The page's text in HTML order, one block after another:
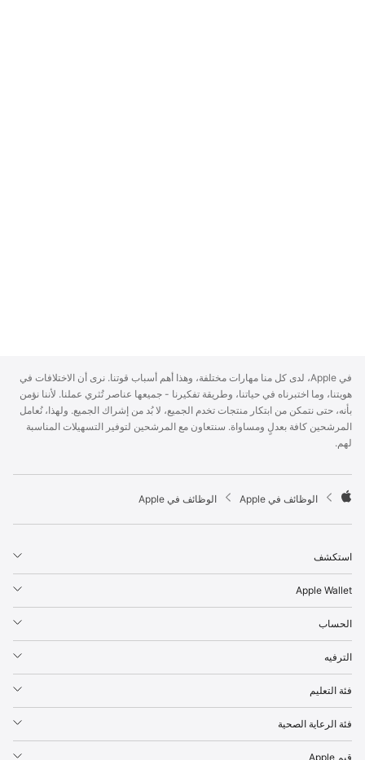
p
p
l
e
F
o
t
r
في Apple، لدى كل منا مهارات مختلفة، وهذا أهم أسباب قوتنا. نرى أن الاختلافات في
هويتنا، وما اختبرناه في حياتنا، وطريقة تفكيرنا - جميعها عناصر تُثري عملنا. لأننا نؤمن
بأنه، حتى نتمكن من ابتكار منتجات تخدم الجميع، لا بُد من إشراك الجميع. ولهذا، نُعامل
المرشحين كافة بعدلٍ ومساواة. سنتعاون مع المرشحين لتوفير التسهيلات المناسبة
لهم.

p
l
e
الوظائف في Apple الوظائف في Apple
استكشف
Apple Wallet
الحساب
الترفيه
فئة التعليم
فئة الرعاية الصحية
قيم Apple